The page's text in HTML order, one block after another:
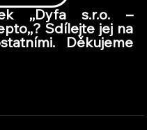
,,Dyfa s.r.o. –
,? Sdílejte jej na
Děkujeme